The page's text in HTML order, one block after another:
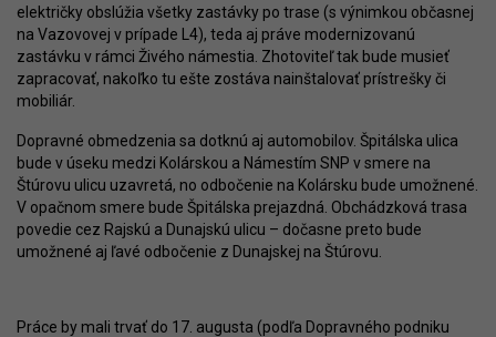
električky obslúžia všetky zastávky po trase (s výnimkou občasnej
na Vazovovej v prípade L4), teda aj práve modernizovanú
zastávku v rámci Živého námestia. Zhotoviteľ tak bude musieť
zapracovať, nakoľko tu ešte zostáva nainštalovať prístrešky či
mobiliár.
Dopravné obmedzenia sa dotknú aj automobilov. Špitálska ulica
bude v úseku medzi Kolárskou a Námestím SNP v smere na
Štúrovu ulicu uzavretá, no odbočenie na Kolársku bude umožnené.
V opačnom smere bude Špitálska prejazdná. Obchádzková trasa
povedie cez Rajskú a Dunajskú ulicu – dočasne preto bude
umožnené aj ľavé odbočenie z Dunajskej na Štúrovu.
Práce by mali trvať do 17. augusta (podľa Dopravného podniku